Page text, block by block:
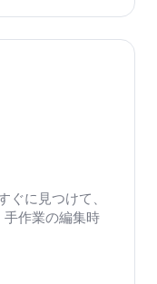
ぐに見つけて、
手作業の編集時